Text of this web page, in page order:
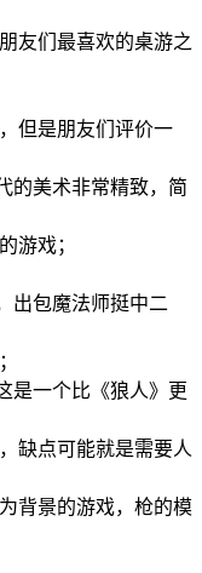
友们最喜欢的桌游之
但是朋友们评价一
的美术非常精致，简
游戏；
出包魔法师挺中二
是一个比《狼人》更
缺点可能就是需要人
背景的游戏，枪的模